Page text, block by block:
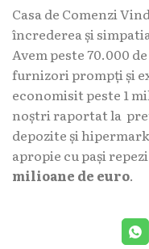
Casa de Comenzi
încrederea și
Avem peste 70.000
furnizori prompți și
economisit peste 1
noștri raportat la
depozite și
apropie cu pași
milioane de euro.